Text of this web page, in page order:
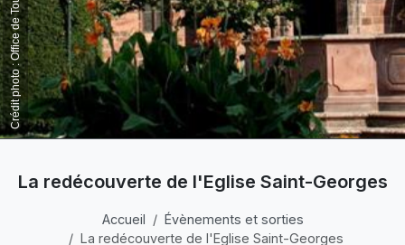
La redécouverte de l'Eglise Saint-Georges
Accueil
Évènements et sorties
La redécouverte de l'Eglise Saint-Georges